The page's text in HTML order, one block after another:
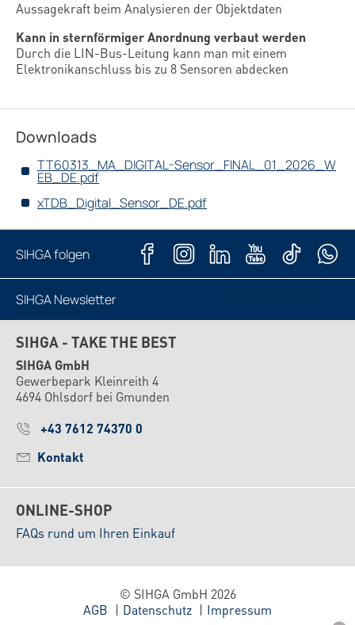
Aussagekraft beim Analysieren der Objektdaten
Kann in sternförmiger Anordnung verbaut werden
Durch die LIN-Bus-Leitung kann man mit einem
Elektronikanschluss bis zu 8 Sensoren abdecken
Downloads
TT60313_MA_DIGITAL-Sensor_FINAL_01_2026_W
EB_DE.pdf
xTDB_Digital_Sensor_DE.pdf
SIHGA folgen
SIHGA Newsletter
SIHGA - TAKE THE BEST
SIHGA GmbH
Gewerbepark Kleinreith 4
4694 Ohlsdorf bei Gmunden
+43 7612 74370 0
Kontakt
ONLINE-SHOP
FAQs rund um Ihren Einkauf
© SIHGA GmbH 2026
AGB
Datenschutz Impressum